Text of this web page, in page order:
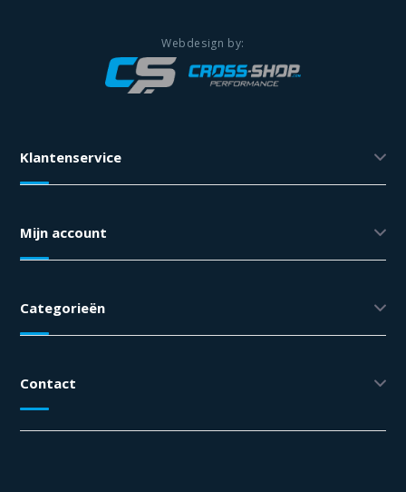
Klantenservice
Mijn account
Categorieën
Contact